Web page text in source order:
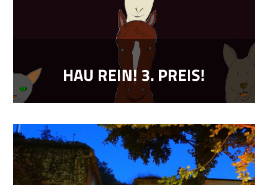
HAU REIN! 3. PREIS!